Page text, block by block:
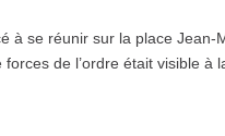
à se réunir sur la place
de l’ordre était visible à